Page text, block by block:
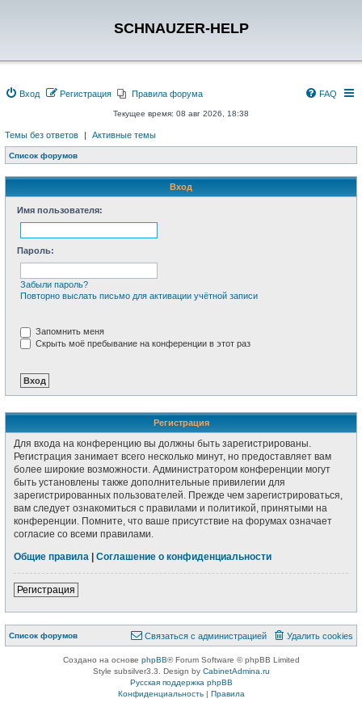
SCHNAUZER-HELP
Вход Регистрация Правила форума FAQ
Текущее время: 08 авг 2026, 18:38
Темы без ответов | Активные темы
Список форумов
Вход
Имя пользователя:
Пароль:
Забыли пароль?
Повторно выслать письмо для активации учётной записи
Запомнить меня
Скрыть моё пребывание на конференции в этот раз
Регистрация
Для входа на конференцию вы должны быть зарегистрированы.
Регистрация занимает всего несколько минут, но предоставляет вам
более широкие возможности. Администратором конференции могут
быть установлены также дополнительные привилегии для
зарегистрированных пользователей. Прежде чем зарегистрироваться,
вам следует ознакомиться с правилами и политикой, принятыми на
конференции. Помните, что ваше присутствие на форумах означает
согласие со всеми правилами.
Общие правила
Соглашение о конфиденциальности
Регистрация
Список форумов Удалить cookies
Связаться с администрацией
Создано на основе phpBB® Forum Software © phpBB Limited
Style subsilver3.3. Design by CabinetAdmina.ru
Русская поддержка phpBB
Конфиденциальность| Правила